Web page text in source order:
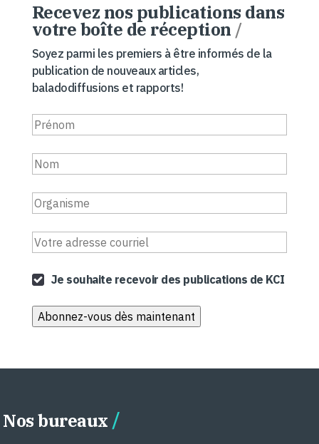
Recevez nos publications dans
votre boîte de réception /
Soyez parmi les premiers à être informés de la
publication de nouveaux articles,
baladodiffusions et rapports!
Je souhaite recevoir des publications de KCI
Nos bureaux